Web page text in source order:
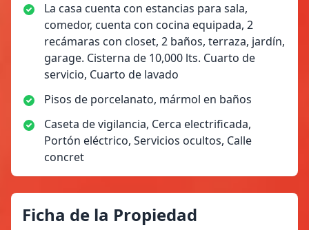
La casa cuenta con estancias para sala,
comedor, cuenta con cocina equipada, 2
recámaras con closet, 2 baños, terraza, jardín,
garage. Cisterna de 10,000 lts. Cuarto de
servicio, Cuarto de lavado
Pisos de porcelanato, mármol en baños
Caseta de vigilancia, Cerca electrificada,
Portón eléctrico, Servicios ocultos, Calle
concret
Ficha de la Propiedad